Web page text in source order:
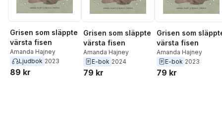
Grisen som släppte
värsta fisen
Amanda Hajney
Ljudbok 2023
89 kr
Grisen som släppte
värsta fisen
Amanda Hajney
E-bok 2024
79 kr
Grisen som
värsta fisen
Amanda Hajney
E-bok 2023
79 kr